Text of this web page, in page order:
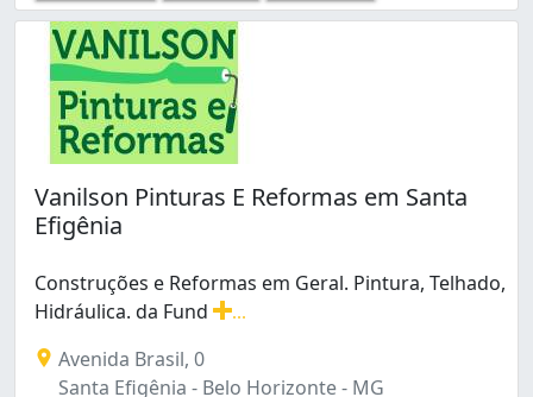
Vanilson Pinturas E Reformas em Santa
Efigênia
Construções e Reformas em Geral. Pintura, Telhado,
Hidráulica. da Fund
Avenida Brasil, 0
Santa Efigênia - Belo Horizonte - MG